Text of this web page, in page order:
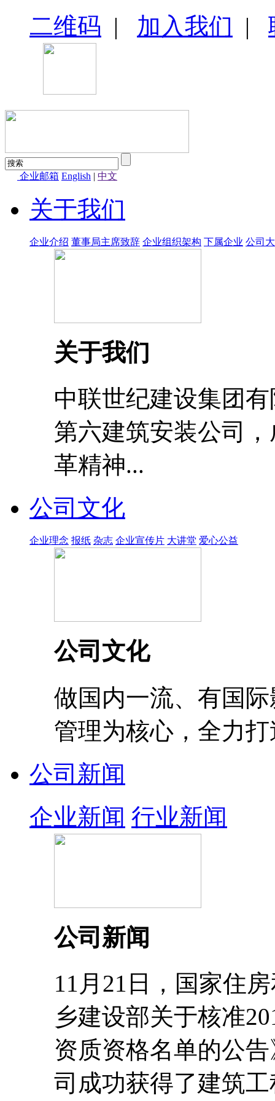
二维码 | 加入我们 |
企业邮箱 English | 中文
关于我们
企业介绍 董事局主席致辞 企业组织架构 下属企业 公司
关于我们
中联世纪建设集团
第六建筑安装公司
革精神...
公司文化
企业理念 报纸 杂志 企业宣传片 大讲堂 爱心公益
公司文化
做国内一流、有国
管理为核心，全力
公司新闻
企业新闻 行业新闻
公司新闻
11月21日，国家住
乡建设部关于核准
资质资格名单的公
司成功获得了建筑